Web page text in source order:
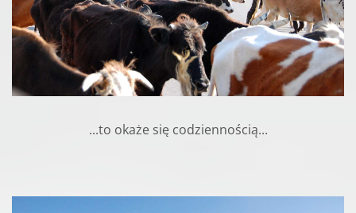
...to okaże się codziennością...